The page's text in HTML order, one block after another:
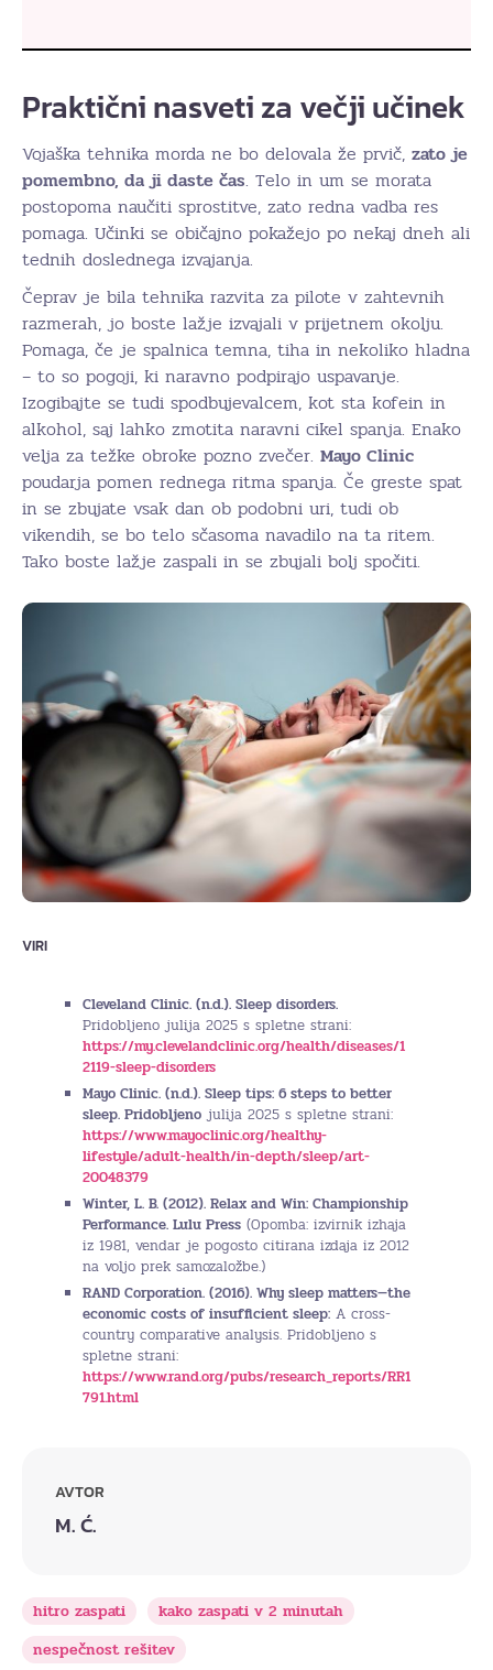
Praktični nasveti za večji učinek
Vojaška tehnika morda ne bo delovala že prvič, zato je
pomembno, da ji daste čas. Telo in um se morata
postopoma naučiti sprostitve, zato redna vadba res
pomaga. Učinki se običajno pokažejo po nekaj dneh ali
tednih doslednega izvajanja.
Čeprav je bila tehnika razvita za pilote v zahtevnih
razmerah, jo boste lažje izvajali v prijetnem okolju.
Pomaga, če je spalnica temna, tiha in nekoliko hladna
– to so pogoji, ki naravno podpirajo uspavanje.
Izogibajte se tudi spodbujevalcem, kot sta kofein in
alkohol, saj lahko zmotita naravni cikel spanja. Enako
velja za težke obroke pozno zvečer. Mayo Clinic
poudarja pomen rednega ritma spanja. Če greste spat
in se zbujate vsak dan ob podobni uri, tudi ob
vikendih, se bo telo sčasoma navadilo na ta ritem.
Tako boste lažje zaspali in se zbujali bolj spočiti.
VIRI
Cleveland Clinic. (n.d.). Sleep disorders.
Pridobljeno julija 2025 s spletne strani:
https://my.clevelandclinic.org/health/diseases/1
2119-sleep-disorders
Mayo Clinic. (n.d.). Sleep tips: 6 steps to better
sleep. Pridobljeno julija 2025 s spletne strani:
https://www.mayoclinic.org/healthy-
lifestyle/adult-health/in-depth/sleep/art-
20048379
Winter, L. B. (2012). Relax and Win: Championship
Performance. Lulu Press (Opomba: izvirnik izhaja
iz 1981, vendar je pogosto citirana izdaja iz 2012
na voljo prek samozaložbe.)
RAND Corporation. (2016). Why sleep matters—the
economic costs of insufficient sleep: A cross-
country comparative analysis. Pridobljeno s
spletne strani:
https://www.rand.org/pubs/research_reports/RR1
791.html
AVTOR
M. Ć.
hitro zaspati
kako zaspati v 2 minutah
nespečnost rešitev